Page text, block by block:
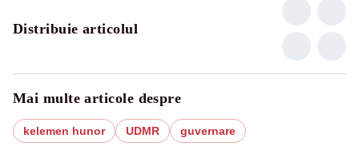
Distribuie articolul
Mai multe articole despre
kelemen hunor UDMR guvernare